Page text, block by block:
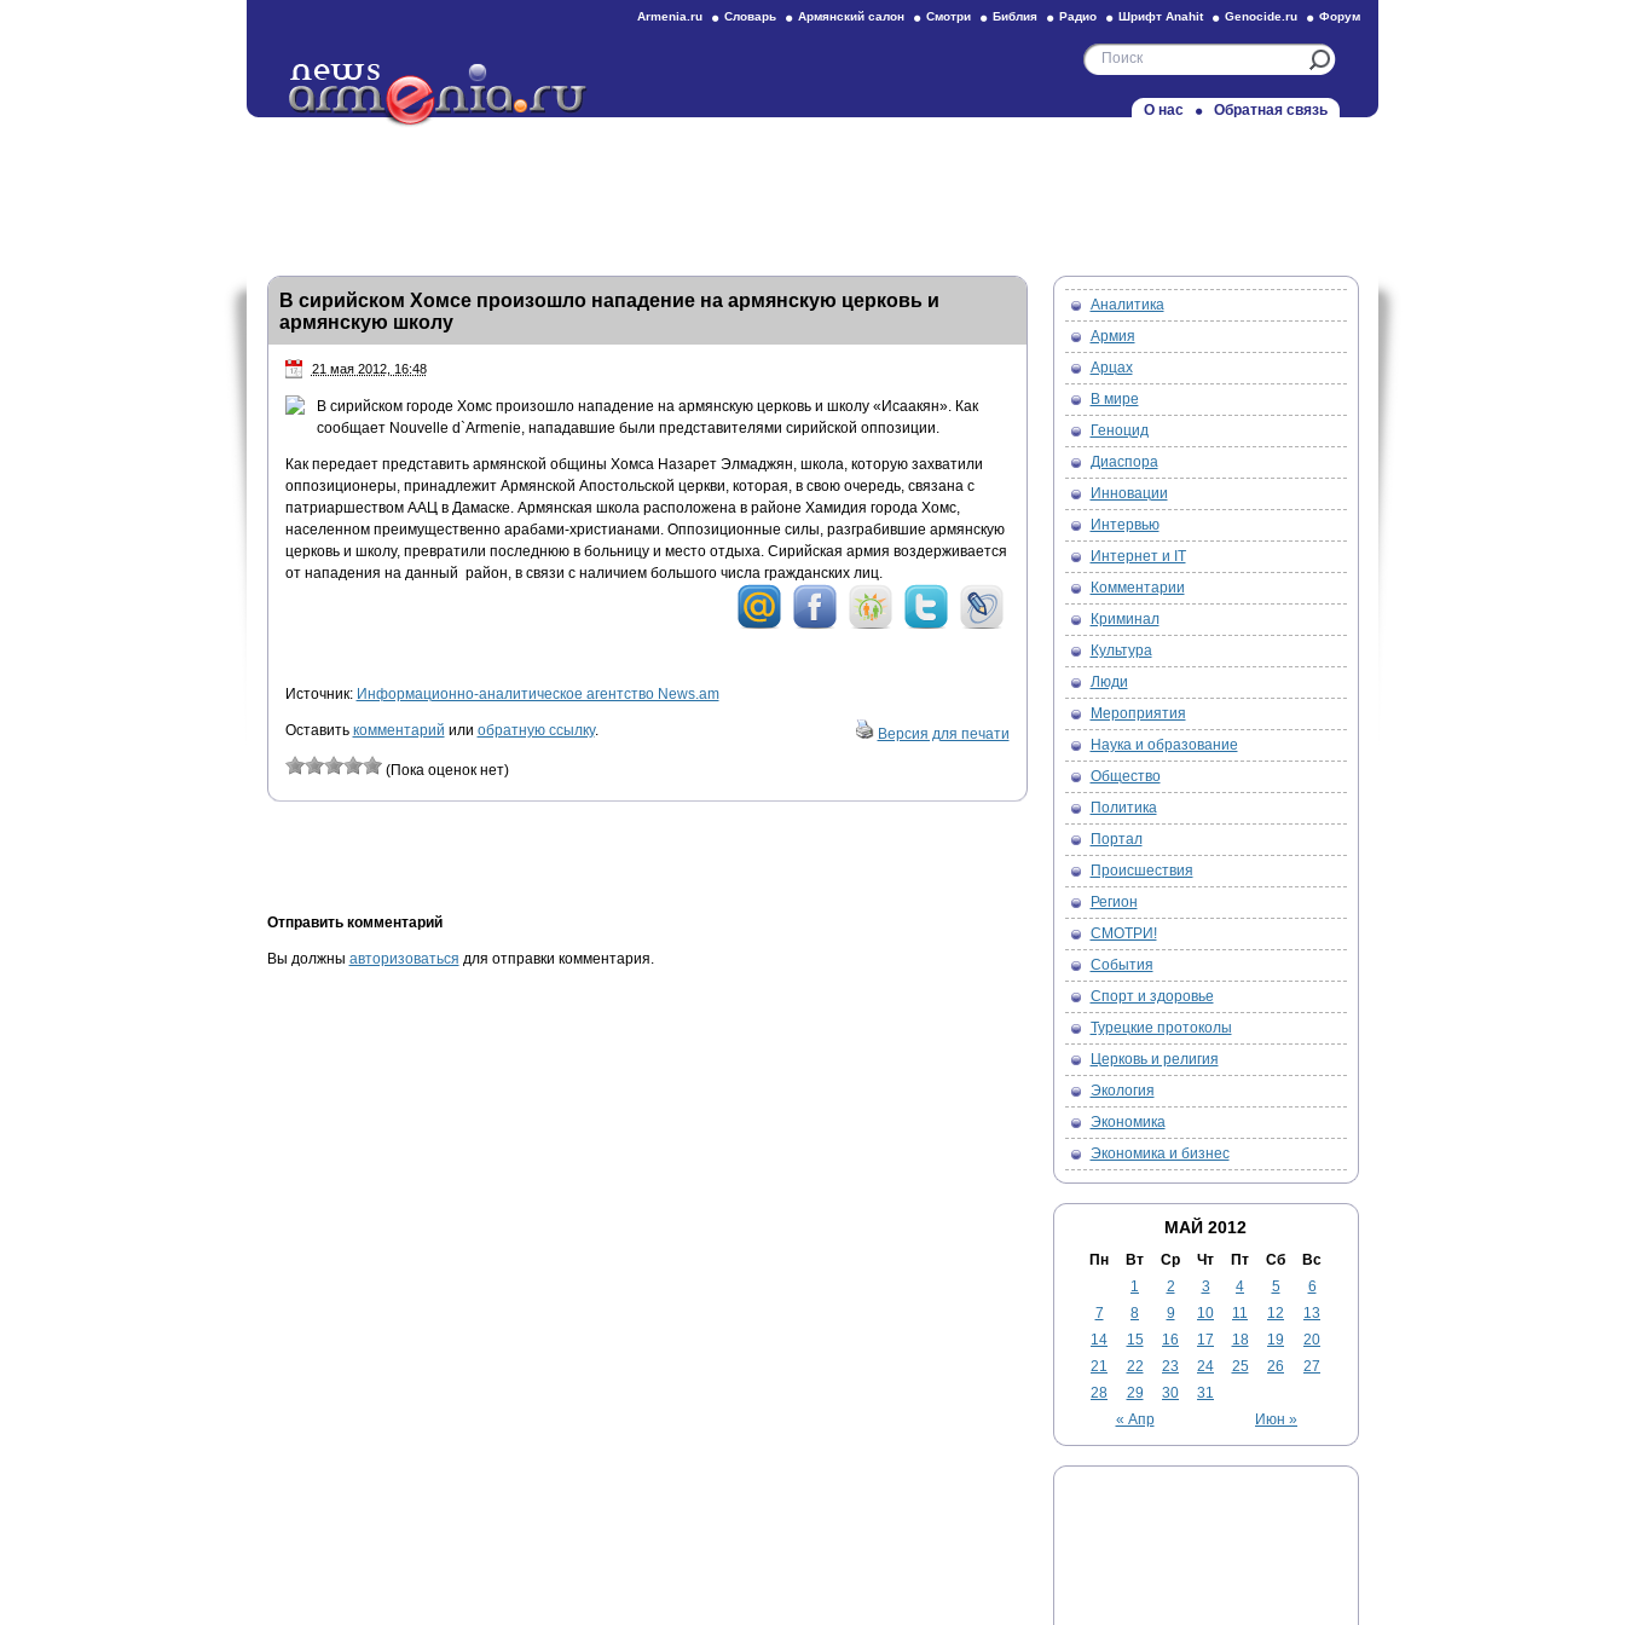
Armenia.ru Словарь Армянский салон Смотри Библия Радио Шрифт Anahit Genocide.ru Форум
О нас Обратная связь
В сирийском Хомсе произошло нападение на армянскую церковь и
армянскую школу
21 мая 2012, 16:48
В сирийском городе Хомс произошло нападение на армянскую церковь и школу «Исаакян». Как
сообщает Nouvelle d`Armenie, нападавшие были представителями сирийской оппозиции.
Как передает представить армянской общины Хомса Назарет Элмаджян, школа, которую захватили
оппозиционеры, принадлежит Армянской Апостольской церкви, которая, в свою очередь, связана с
патриаршеством ААЦ в Дамаске. Армянская школа расположена в районе Хамидия города Хомс,
населенном преимущественно арабами-христианами. Оппозиционные силы, разграбившие армянскую
церковь и школу, превратили последнюю в больницу и место отдыха. Сирийская армия воздерживается
от нападения на данный район, в связи с наличием большого числа гражданских лиц.
Источник: Информационно-аналитическое агентство News.am
Оставить комментарий или обратную ссылку. Версия для печати
(Пока оценок нет)
Отправить комментарий
Вы должны авторизоваться для отправки комментария.
Аналитика
Армия
Арцах
В мире
Геноцид
Диаспора
Инновации
Интервью
Интернет и IT
Комментарии
Криминал
Культура
Люди
Мероприятия
Наука и образование
Общество
Политика
Портал
Происшествия
Регион
СМОТРИ!
События
Спорт и здоровье
Турецкие протоколы
Церковь и религия
Экология
Экономика
Экономика и бизнес
МАЙ 2012
Пн Вт Ср Чт Пт Сб Вс
« Апр Июн »
1 2 3 4 5
6
7
8 9 10 11 12
13
14
15 16 17 18 19
20
21
22 23 24 25 26
27
28
29 30 31